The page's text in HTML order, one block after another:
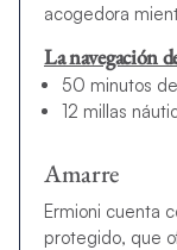
acogedora
La navegación
50 minutos
12 millas
Amarre
Ermioni cuenta
protegido, que